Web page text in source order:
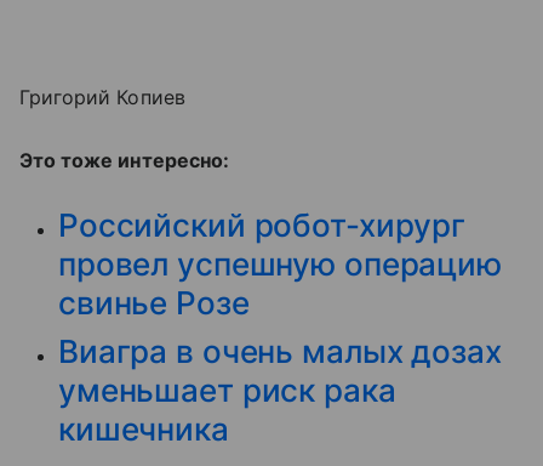
Григорий Копиев
Это тоже интересно:
Российский робот-хирург
провел успешную операцию
свинье Розе
Виагра в очень малых дозах
уменьшает риск рака
кишечника